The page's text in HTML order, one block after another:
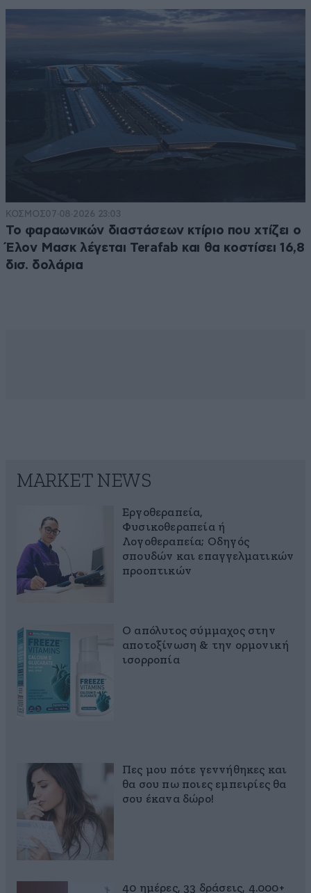
ΚΟΣΜΟΣ07·08·2026 23:03
Το φαραωνικών διαστάσεων κτίριο που χτίζει ο
Έλον Μασκ λέγεται Terafab και θα κοστίσει 16,8
δισ. δολάρια
MARKET NEWS
Εργοθεραπεία,
Φυσικοθεραπεία ή
Λογοθεραπεία; Οδηγός
σπουδών και επαγγελματικών
προοπτικών
Ο απόλυτος σύμμαχος στην
αποτοξίνωση & την ορμονική
ισορροπία
Πες μου πότε γεννήθηκες και
θα σου πω ποιες εμπειρίες θα
σου έκανα δώρο!
40 ημέρες, 33 δράσεις, 4.000+